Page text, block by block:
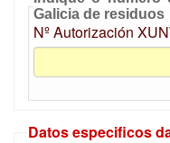
Galicia de residuos
Nº Autorización
Datos especificos